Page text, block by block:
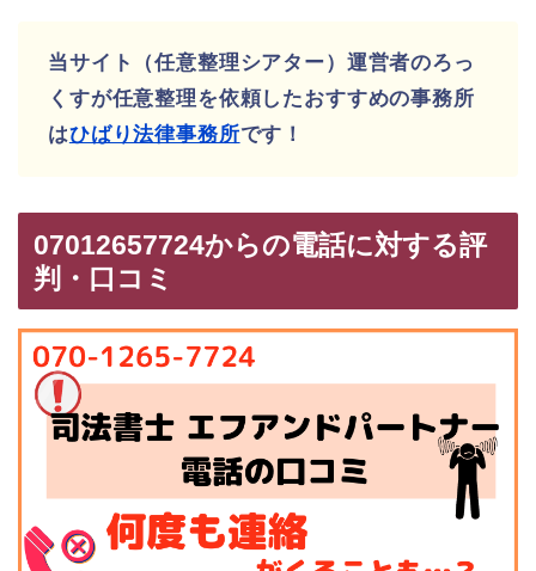
当サイト（任意整理シアター）運営者のろっ
くすが任意整理を依頼したおすすめの事務所
はひばり法律事務所です！
07012657724からの電話に対する評
判・口コミ